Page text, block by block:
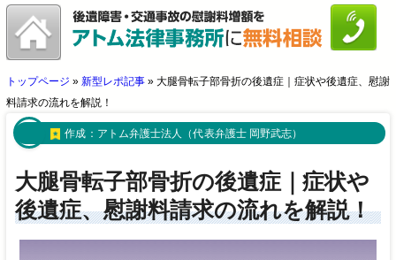
トップページ » 新型レポ記事» 大腿骨転子部骨折の後遺症｜症状や後遺症、慰謝
料請求の流れを解説！
作成：アトム弁護士法人（代表弁護士 岡野武志）
大腿骨転子部骨折の後遺症｜症状や
後遺症、慰謝料請求の流れを解説！